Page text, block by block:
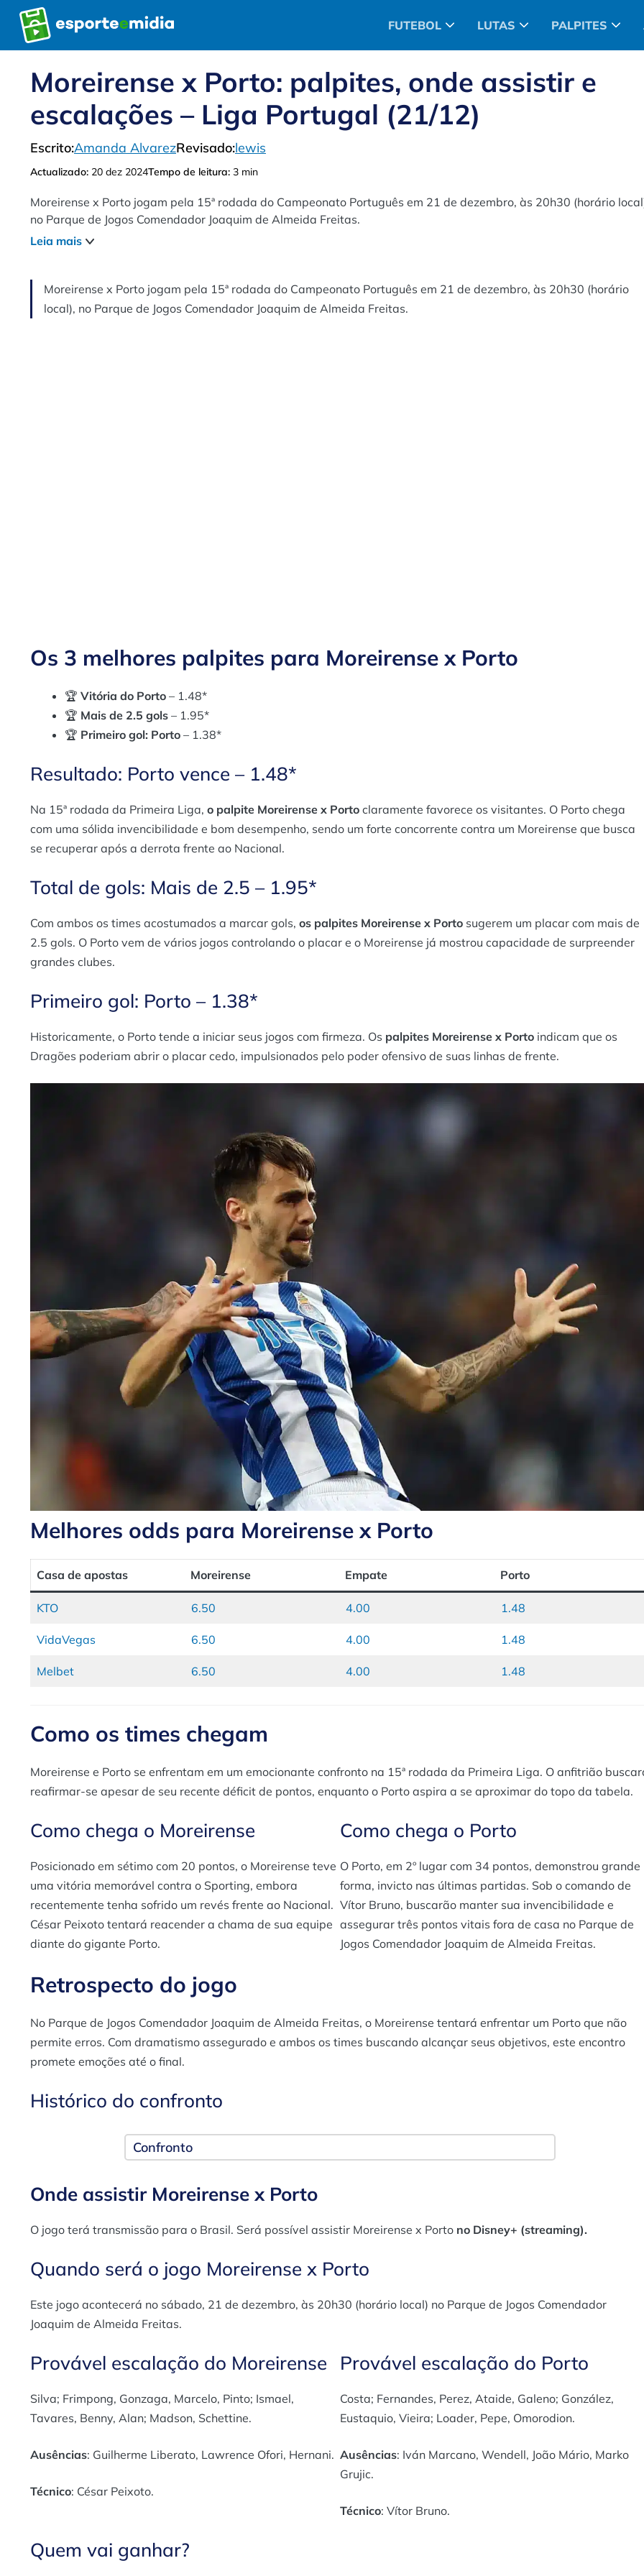
Pular
para
o
FUTEBOL LUTAS PALPITES
Moreirense x Porto: palpites, onde assistir e
escalações – Liga Portugal (21/12)
Escrito:Amanda AlvarezRevisado:lewis
Actualizado: 20 dez 2024Tempo de leitura: 3 min
Moreirense x Porto jogam pela 15ª rodada do Campeonato Português em 21 de dezembro, às 20h30 (horário
no Parque de Jogos Comendador Joaquim de Almeida Freitas.
Leia mais
Moreirense x Porto jogam pela 15ª rodada do Campeonato Português em 21 de dezembro, às 20h30 (horário
local), no Parque de Jogos Comendador Joaquim de Almeida Freitas.
Os 3 melhores palpites para Moreirense x Porto
🏆 Vitória do Porto – 1.48*
🏆 Mais de 2.5 gols – 1.95*
🏆 Primeiro gol: Porto – 1.38*
Resultado: Porto vence – 1.48*
Na 15ª rodada da Primeira Liga, o palpite Moreirense x Porto claramente favorece os visitantes. O Porto chega
com uma sólida invencibilidade e bom desempenho, sendo um forte concorrente contra um Moreirense que busca
se recuperar após a derrota frente ao Nacional.
Total de gols: Mais de 2.5 – 1.95*
Com ambos os times acostumados a marcar gols, os palpites Moreirense x Porto sugerem um placar com mais de
2.5 gols. O Porto vem de vários jogos controlando o placar e o Moreirense já mostrou capacidade de surpreender
grandes clubes.
Primeiro gol: Porto – 1.38*
Historicamente, o Porto tende a iniciar seus jogos com firmeza. Os palpites Moreirense x Porto indicam que os
Dragões poderiam abrir o placar cedo, impulsionados pelo poder ofensivo de suas linhas de frente.
Melhores odds para Moreirense x Porto
Casa de apostas Moreirense Empate Porto
KTO 6.50 4.00 1.48
VidaVegas 6.50 4.00 1.48
Melbet 6.50 4.00 1.48
Como os times chegam
Moreirense e Porto se enfrentam em um emocionante confronto na 15ª rodada da Primeira Liga. O anfitrião
reafirmar-se apesar de seu recente déficit de pontos, enquanto o Porto aspira a se aproximar do topo da tabela.
Como chega o Moreirense
Posicionado em sétimo com 20 pontos, o Moreirense teve
uma vitória memorável contra o Sporting, embora
recentemente tenha sofrido um revés frente ao Nacional.
César Peixoto tentará reacender a chama de sua equipe
diante do gigante Porto.
Como chega o Porto
O Porto, em 2º lugar com 34 pontos, demonstrou grande
forma, invicto nas últimas partidas. Sob o comando de
Vítor Bruno, buscarão manter sua invencibilidade e
assegurar três pontos vitais fora de casa no Parque de
Jogos Comendador Joaquim de Almeida Freitas.
Retrospecto do jogo
No Parque de Jogos Comendador Joaquim de Almeida Freitas, o Moreirense tentará enfrentar um Porto que não
permite erros. Com dramatismo assegurado e ambos os times buscando alcançar seus objetivos, este encontro
promete emoções até o final.
Histórico do confronto
Confronto
Onde assistir Moreirense x Porto
O jogo terá transmissão para o Brasil. Será possível assistir Moreirense x Porto no Disney+ (streaming).
Quando será o jogo Moreirense x Porto
Este jogo acontecerá no sábado, 21 de dezembro, às 20h30 (horário local) no Parque de Jogos Comendador
Joaquim de Almeida Freitas.
Provável escalação do Moreirense
Silva; Frimpong, Gonzaga, Marcelo, Pinto; Ismael,
Tavares, Benny, Alan; Madson, Schettine.
Ausências: Guilherme Liberato, Lawrence Ofori, Hernani.
Técnico: César Peixoto.
Provável escalação do Porto
Costa; Fernandes, Perez, Ataide, Galeno; González,
Eustaquio, Vieira; Loader, Pepe, Omorodion.
Ausências: Iván Marcano, Wendell, João Mário, Marko
Grujic.
Técnico: Vítor Bruno.
Quem vai ganhar?